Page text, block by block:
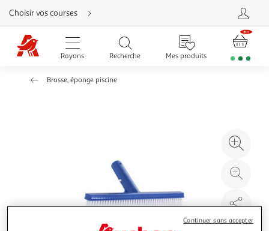
Aller
directement
au
contenu
Aller
directement
Aller
Choisir vos courses
Rayons Recherche Mes produits
Brosse, éponge piscine
à
100
le
Continuer sans accepter